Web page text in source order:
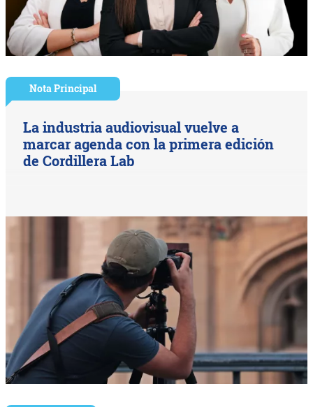
Nota Principal
La industria audiovisual vuelve a
marcar agenda con la primera edición
de Cordillera Lab